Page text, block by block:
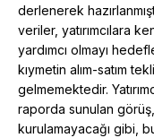
derlenerek
veriler, yatırımcılara
yardımcı olmayı
kıymetin alım-satım
gelmemektedir.
raporda sunulan
kurulamayacağı gibi,